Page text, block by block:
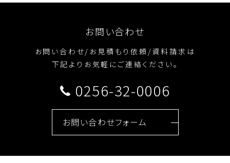
お問い合わせ
お問い合わせ/お見積もり依頼/資料請求は
下記よりお気軽にご連絡ください。
0256-32-0006
お問い合わせフォーム